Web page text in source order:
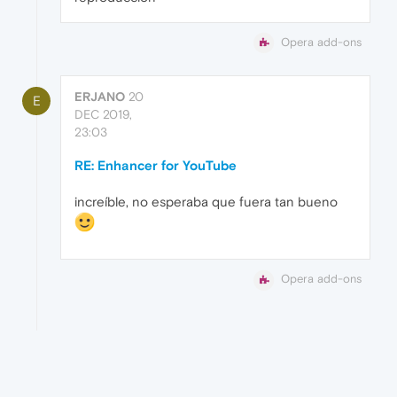
Opera add-ons
E ERJANO 20
DEC 2019,
23:03
RE: Enhancer for YouTube
increíble, no esperaba que fuera tan bueno
Opera add-ons